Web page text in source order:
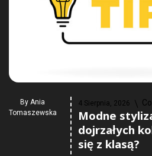
By Ania
Tomaszewska
4 Sierpnia, 2026
Modne
dojrzałych
się z klasą?